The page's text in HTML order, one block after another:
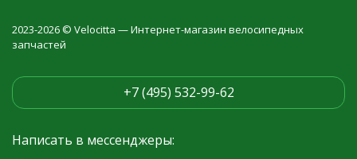
2023-2026 © Velocitta — Интернет-магазин велосипедных
запчастей
+7 (495) 532-99-62
Написать в мессенджеры: